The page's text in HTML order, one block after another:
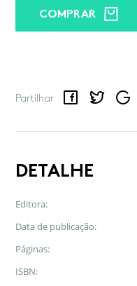
COMPRAR
Partilhar
FacebookTwitterGoogle
DETALHE
Editora:
Data de publicação:
Páginas:
ISBN: